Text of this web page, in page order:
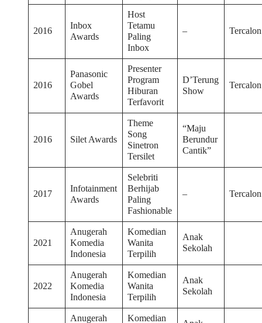
2016
Inbox
Awards
Host
Tetamu
Paling
Inbox
– Tercalon
2016
Panasonic
Gobel
Awards
Presenter
Program
Hiburan
Terfavorit
D’Terung
Show
Tercalon
2016 Silet Awards
Theme
Song
Sinetron
Tersilet
“Maju
Berundur
Cantik”
2017
Infotainment
Awards
Selebriti
Berhijab
Paling
Fashionable
– Tercalon
2021
Anugerah
Komedia
Indonesia
Komedian
Wanita
Terpilih
Anak
Sekolah
2022
Anugerah
Komedia
Indonesia
Komedian
Wanita
Terpilih
Anak
Sekolah
Anugerah Komedian